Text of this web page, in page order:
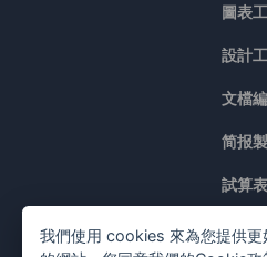
圖表
設計
文檔
简报
試算
價格
我們使用 cookies 來為您提供更